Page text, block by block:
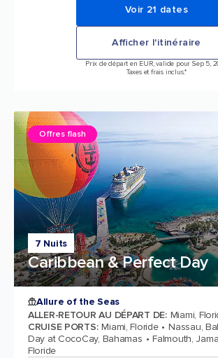
Voir 21 dates
Afficher l'itinéraire
Prix de départ en EUR, valide pour Sep 5,
Taxes et frais inclus.*
7 Nuits
Caribbean & Perfect Day
Offres flash
Allure of the Seas
ALLER-RETOUR AU DÉPART DE: Miami,
CRUISE PORTS: Miami, Floride Nassau,
Day at CocoCay, Bahamas
Falmouth,
Floride